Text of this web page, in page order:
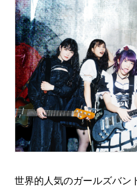
世界的人気のガールズバン